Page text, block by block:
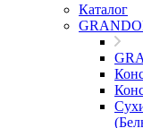
Каталог